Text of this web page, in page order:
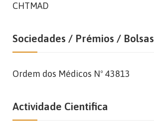
CHTMAD
Sociedades / Prémios / Bolsas
Ordem dos Médicos Nº 43813
Actividade Cientifica